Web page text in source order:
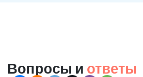
Вопросы и ответы